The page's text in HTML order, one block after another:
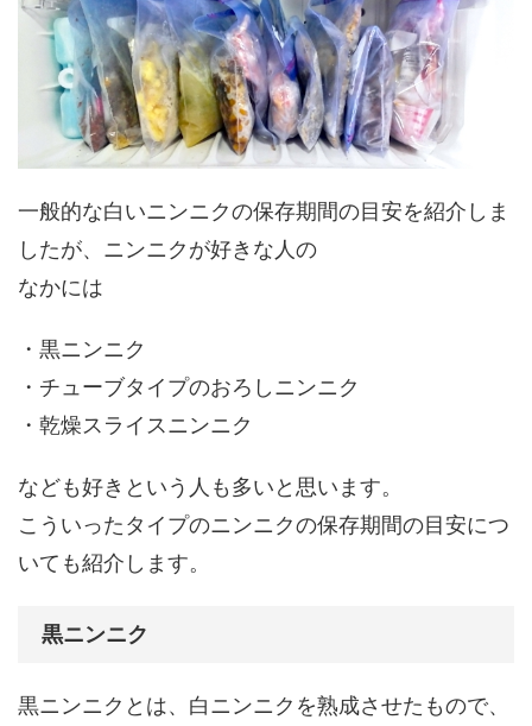
一般的な白いニンニクの保存期間の目安を紹介しま
したが、ニンニクが好きな人の
なかには
・黒ニンニク
・チューブタイプのおろしニンニク
・乾燥スライスニンニク
なども好きという人も多いと思います。
こういったタイプのニンニクの保存期間の目安につ
いても紹介します。
黒ニンニク
黒ニンニクとは、白ニンニクを熟成させたもので、